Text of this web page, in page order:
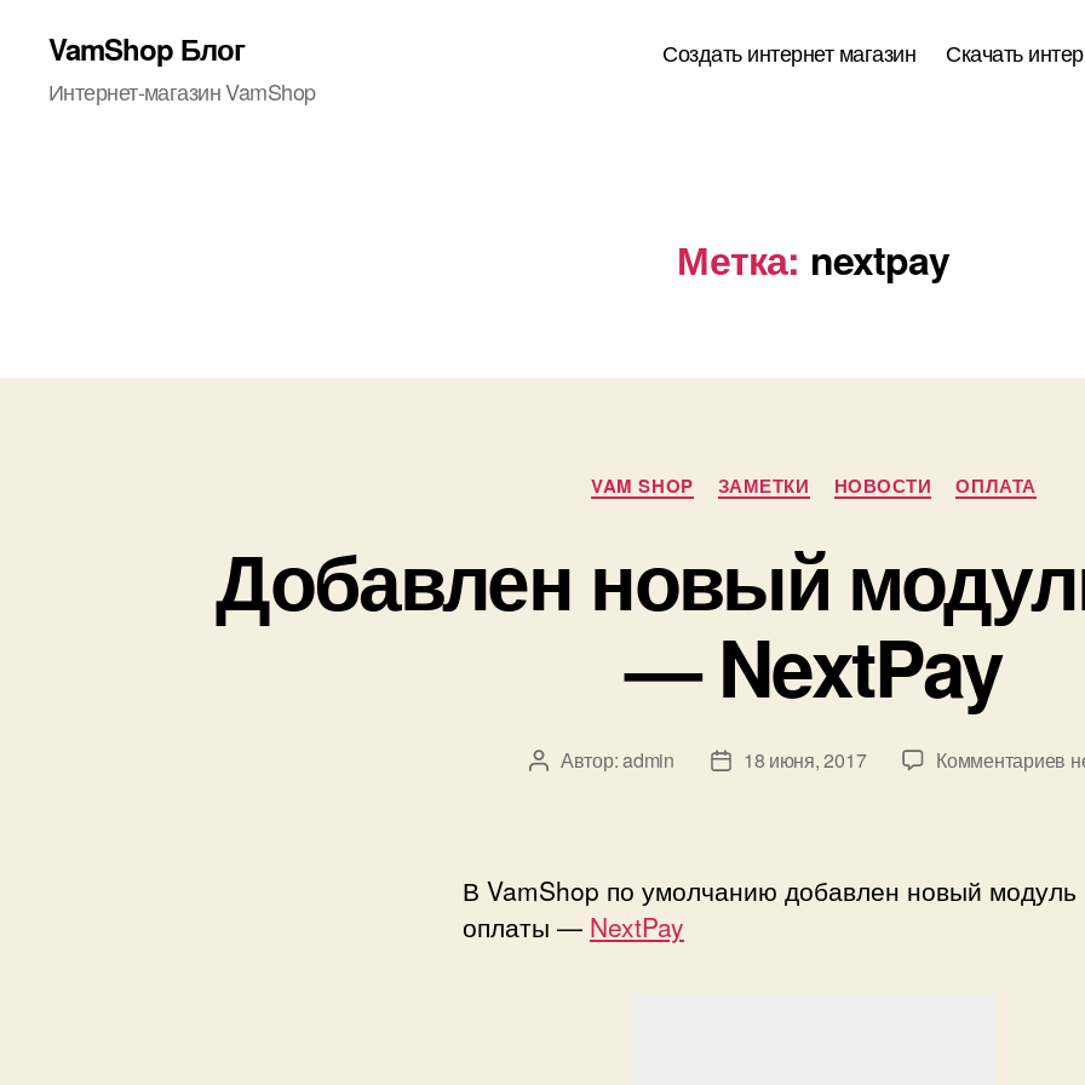
VamShop Блог
Интернет-магазин VamShop
Создать интернет магазин Скачать
Метка: nextpay
Рубрики
VAM SHOP ЗАМЕТКИ НОВОСТИ ОПЛАТА
Добавлен новый
— NextPay
Автор
Автор:admin
Дата18 июня, 2017 Комментариев к
В VamShop по умолчанию добавлен новый модуль
оплаты — NextPay